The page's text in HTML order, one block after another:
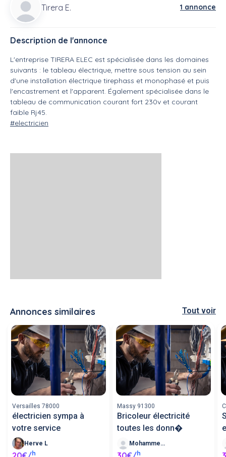
Tirera E. 1 annonce
Description de l'annonce
L'entreprise TIRERA ELEC est spécialisée dans les domaines
suivants : le tableau électrique, mettre sous tension au sein
d'une installation électrique tirephass et monophasé et puis
l'encastrement et l'apparent. Également spécialisée dans le
tableau de communication courant fort 230v et courant
faible Rj45.
#electricien
Annonces similaires Tout voir
Versailles 78000
électricien sympa à
votre service
Herve L
h
Massy 91300
Bricoleur électricité
toutes les donn�
Mohammed M
h